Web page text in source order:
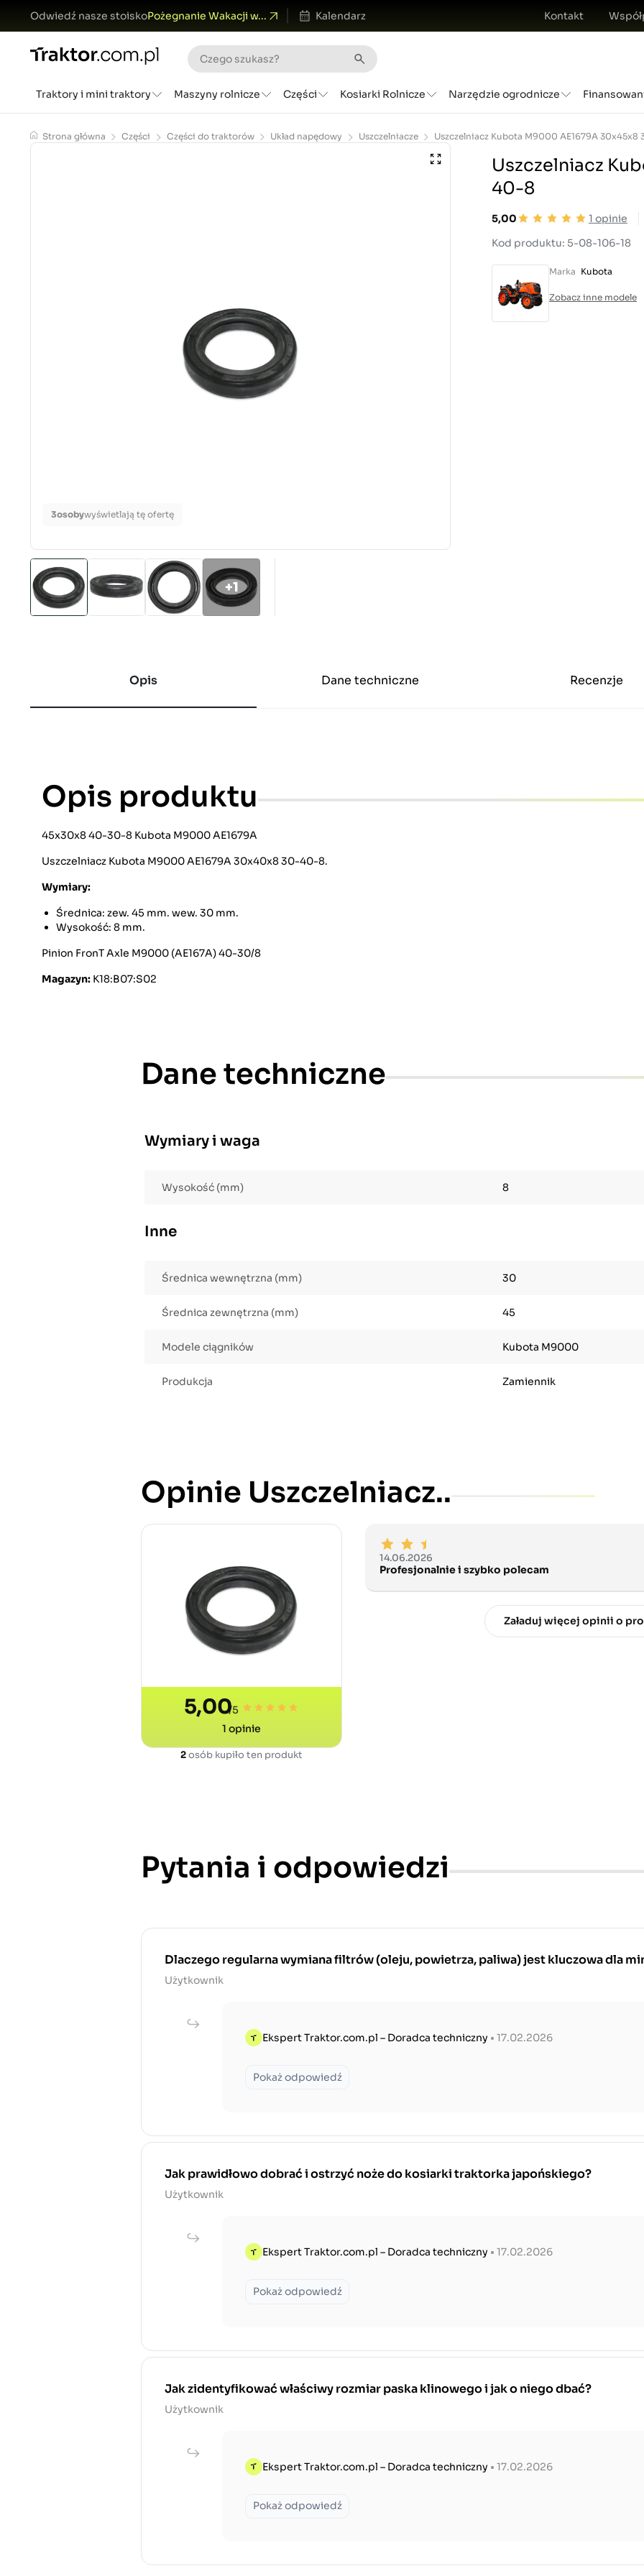
Odwiedź nasze stoiskoPożegnanie Wakacji w... Kalendarz Kontakt
Traktory i mini traktory Maszyny rolnicze Części Kosiarki Rolnicze Narzędzie ogrodnicze
Strona główna Części Części do traktorów Układ napędowy Uszczelniacze
3osobywyświetlają tę ofertę
+1
Uszczelniacz
40-8
5,00 1 opinie
Kod produktu: 5-08-106-18
Marka Kubota
Zobacz inne modele
Opis Dane techniczne Recenzje
Opis produktu
45x30x8 40-30-8 Kubota M9000 AE1679A
Uszczelniacz Kubota M9000 AE1679A 30x40x8 30-40-8.
Wymiary:
Średnica: zew. 45 mm. wew. 30 mm.
Wysokość: 8 mm.
Pinion FronT Axle M9000 (AE167A) 40-30/8
Magazyn: K18:B07:S02
Dane techniczne
Wymiary i waga
Wysokość (mm) 8
Inne
Średnica wewnętrzna (mm) 30
Średnica zewnętrzna (mm) 45
Modele ciągników Kubota M9000
Produkcja Zamiennik
Opinie Uszczelniacz..
5,00/5
1 opinie
2osób kupiło ten produkt
14.06.2026
Profesjonalnie i szybko polecam
Załaduj więcej opinii o
Pytania i odpowiedzi
Dlaczego regularna wymiana filtrów (oleju, powietrza, paliwa) jest kluczowa dla
Użytkownik
Ekspert Traktor.com.pl – Doradca techniczny • 17.02.2026
Pokaż odpowiedź
Jak prawidłowo dobrać i ostrzyć noże do kosiarki traktorka japońskiego?
Użytkownik
Ekspert Traktor.com.pl – Doradca techniczny • 17.02.2026
Pokaż odpowiedź
Jak zidentyfikować właściwy rozmiar paska klinowego i jak o niego dbać?
Użytkownik
Ekspert Traktor.com.pl – Doradca techniczny • 17.02.2026
Pokaż odpowiedź